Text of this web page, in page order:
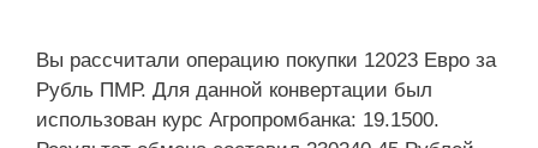
Вы рассчитали операцию покупки 12023 Евро за
Рубль ПМР. Для данной конвертации был
использован курс Агропромбанка: 19.1500.